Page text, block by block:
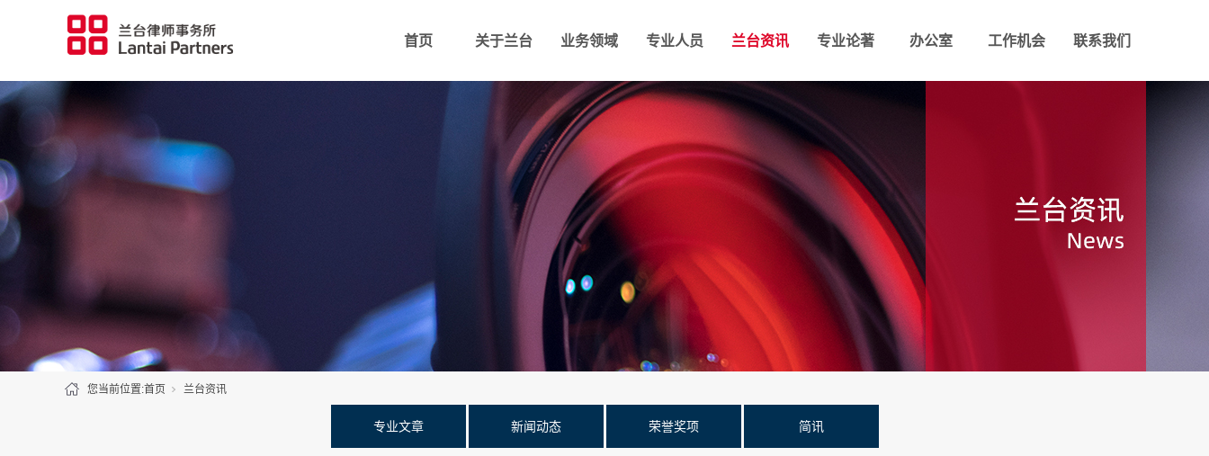
首页 关于兰台 业务领域 专业人员 兰台资讯 专业论著 办公室 工作机会 联系我们
您当前位置:首页 兰台资讯
专业文章 新闻动态 荣誉奖项 简讯